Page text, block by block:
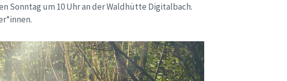
Sonntag um 10 Uhr an der Waldhütte Digitalbach.